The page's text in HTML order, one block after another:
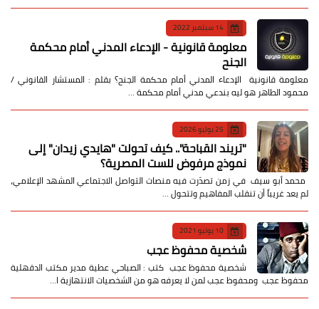
14 سبتمبر 2022
معلومة قانونية - الإدعاء المدني أمام محكمة
الجنح
معلومة قانونية الإدعاء المدني أمام محكمة الجنح؟ بقلم : المستشار القانوني /
محمود الطاهر هو ليه بندعي مدني أمام محكمة …
25 يوليو 2026
​"تريند القباحة".. كيف تحولت "هايدي زيدان" إلى
نموذج مرفوض للست المصرية؟
​ محمد أبو سيف ​في زمن تصدّرت فيه منصات التواصل الاجتماعي المشهد الإعلامي،
لم يعد غريباً أن تنقلب المفاهيم وتتحول …
10 يونيو 2021
شخصية محفوظ عجب
شخصية محفوظ عجب كتب : الصباحي عطية مدير مكتب الدقهلية
محفوظ عجب ومحفوظ عجب لمن لا يعرفه هو من الشخصيات الانتهازية ا…